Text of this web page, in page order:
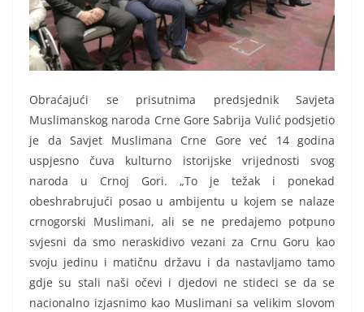
Obraćajući se prisutnima predsjednik Savjeta
Muslimanskog naroda Crne Gore Sabrija Vulić podsjetio
je da Savjet Muslimana Crne Gore već 14 godina
uspjesno čuva kulturno istorijske vrijednosti svog
naroda u Crnoj Gori. „To je težak i ponekad
obeshrabrujući posao u ambijentu u kojem se nalaze
crnogorski Muslimani, ali se ne predajemo potpuno
svjesni da smo neraskidivo vezani za Crnu Goru kao
svoju jedinu i matičnu državu i da nastavljamo tamo
gdje su stali naši očevi i djedovi ne stideci se da se
nacionalno izjasnimo kao Muslimani sa velikim slovom